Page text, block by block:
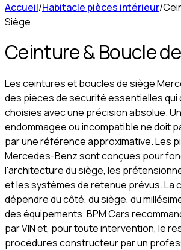
Accueil/Habitacle pièces intérieur/
Siège
Ceinture & Boucle
Les ceintures et boucles de siège
des pièces de sécurité essentielles qui
choisies avec une précision absolue.
endommagée ou incompatible ne doit
par une référence approximative. Les
Mercedes-Benz sont conçues pour
l'architecture du siège, les
et les systèmes de retenue prévus. La
dépendre du côté, du siège, du
des équipements. BPM Cars
par VIN et, pour toute intervention, le
procédures constructeur par un